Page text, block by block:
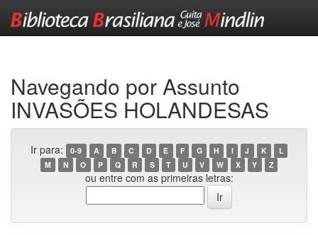
Navegando por Assunto
INVASÕES HOLANDESAS
Ir para: 0-9 A B C D E F G H I J K
L
M
N O P Q R S T U V W X Y Z
ou entre com as primeiras letras: